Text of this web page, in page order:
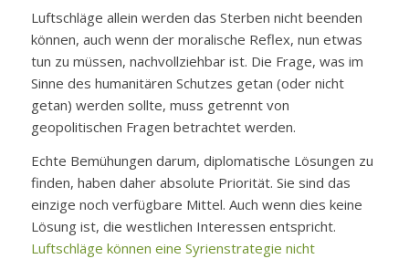
Luftschläge allein werden das Sterben nicht beenden
können, auch wenn der moralische Reflex, nun etwas
tun zu müssen, nachvollziehbar ist. Die Frage, was im
Sinne des humanitären Schutzes getan (oder nicht
getan) werden sollte, muss getrennt von
geopolitischen Fragen betrachtet werden.
Echte Bemühungen darum, diplomatische Lösungen zu
finden, haben daher absolute Priorität. Sie sind das
einzige noch verfügbare Mittel. Auch wenn dies keine
Lösung ist, die westlichen Interessen entspricht.
Luftschläge können eine Syrienstrategie nicht